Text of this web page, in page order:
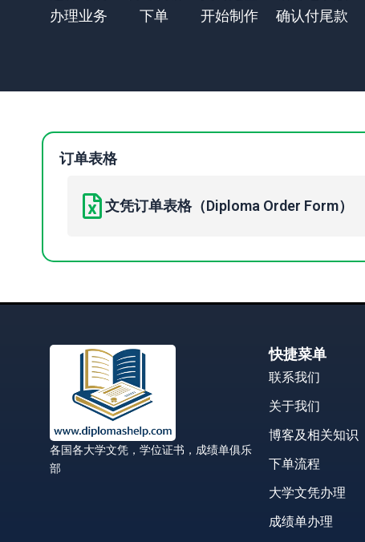
办理业务
下单
开始制作
确认付尾款
订单表格
文凭订单表格（Diploma Order Form）
各国各大学文凭，学位证书，成绩单俱乐
部
快捷菜单
联系我们
关于我们
博客及相关知识
下单流程
大学文凭办理
成绩单办理